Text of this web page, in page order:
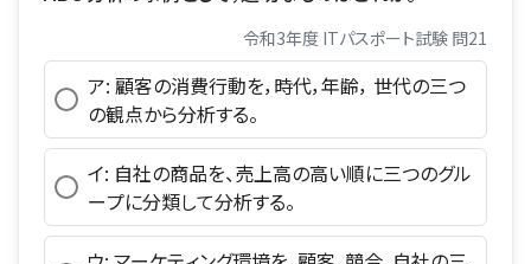
令和3年度 ITパスポート試験 問21
ア: 顧客の消費行動を，時代，年齢， 世代の三つ
の観点から分析する。
イ: 自社の商品を、売上高の高い順に三つのグル
ープに分類して分析する。